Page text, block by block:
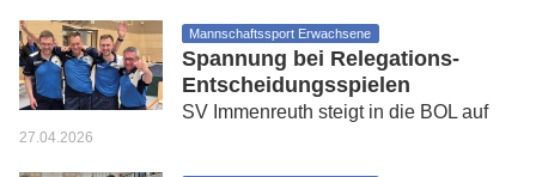
Mannschaftssport Erwachsene
Spannung bei Relegations-
Entscheidungsspielen
SV Immenreuth steigt in die BOL auf
27.04.2026